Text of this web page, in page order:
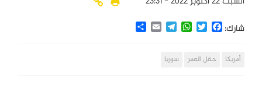
شارك:
Facebook
Twitter
WhatsApp
Telegram
Email
Share
أمريكا حقل العمر سوريا